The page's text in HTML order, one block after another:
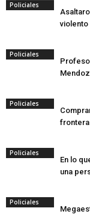
Policiales
violento
Policiales
Policiales
Policiales
En lo
una
Policiales